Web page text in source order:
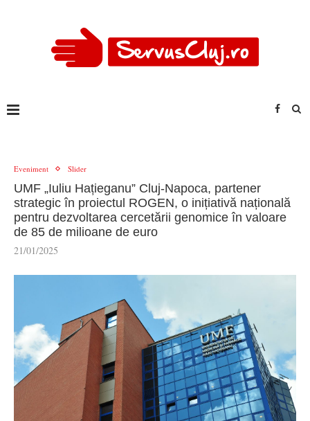
Eveniment Slider
UMF „Iuliu Hațieganu” Cluj-Napoca, partener
strategic în proiectul ROGEN, o inițiativă națională
pentru dezvoltarea cercetării genomice în valoare
de 85 de milioane de euro
21/01/2025